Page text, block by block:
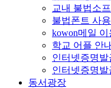
교내 불법소
불법폰트 사
kowon메일 이
학교 어플 안내
인터넷증명발
인터넷증명
동서광장